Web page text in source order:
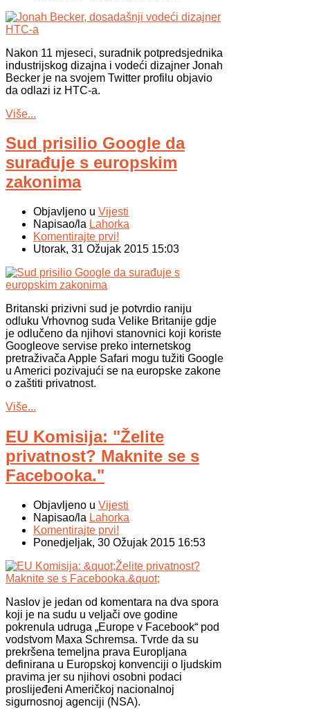
Nakon 11 mjeseci, suradnik potpredsjednika
industrijskog dizajna i vodeći dizajner Jonah
Becker je na svojem Twitter profilu objavio
da odlazi iz HTC-a.
Više...
Sud prisilio Google da
surađuje s europskim
zakonima
Objavljeno u Vijesti
Napisao/la Lahorka
Komentirajte prvi!
Utorak, 31 Ožujak 2015 15:03
Britanski prizivni sud je potvrdio raniju
odluku Vrhovnog suda Velike Britanije gdje
je odlučeno da njihovi stanovnici koji koriste
Googleove servise preko internetskog
pretraživača Apple Safari mogu tužiti Google
u Americi pozivajući se na europske zakone
o zaštiti privatnost.
Više...
EU Komisija: "Želite
privatnost? Maknite se s
Facebooka."
Objavljeno u Vijesti
Napisao/la Lahorka
Komentirajte prvi!
Ponedjeljak, 30 Ožujak 2015 16:53
Naslov je jedan od komentara na dva spora
koji je na sudu u veljači ove godine
pokrenula udruga „Europe v Facebook“ pod
vodstvom Maxa Schremsa. Tvrde da su
prekršena temeljna prava Europljana
definirana u Europskoj konvenciji o ljudskim
pravima jer su njihovi osobni podaci
proslijeđeni Američkoj nacionalnoj
sigurnosnoj agenciji (NSA).